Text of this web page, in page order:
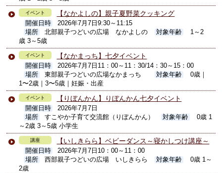
イベント 【なかよしの】親子夏野菜クッキング
開催日時
2026年7月7日9:30～11:15
場所
北部親子つどいの広場 なかよしの 対象年齢
1～2
歳 3～5歳
イベント 【なかまっち】七夕イベント
開催日時
2026年7月7日11：00～11：30/14：30～15：00
場所
東部親子つどいの広場なかまっち 対象年齢
0歳｜
1〜2歳｜3〜5歳｜妊娠・出産
イベント 【りぼんかん】りぼんかん七夕イベント
開催日時
2026年7月7日
場所
すこやか子育て交流館（りぼんかん） 対象年齢
0歳 1
～2歳 3～5歳 小学生
講座 【いしきらら】ベビーダンス～寝かしつけ講座～
開催日時
2026年7月7日10：00～11：00
場所
西部親子つどいの広場 いしきらら 対象年齢
0歳 1～
2歳